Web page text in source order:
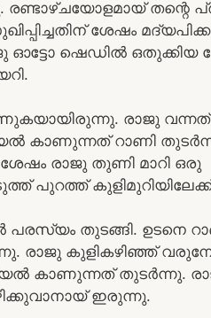
തന്റെ
ശേഷം
ഓട്ടോ ഷെഡിൽ ഒതുക്കിയ
രാജു വന്നത്
കാണുന്നത് റാണി
രാജു തുണി മാറി ഒരു
പുറത്ത്
പരസ്യം തുടങ്ങി. ഉടനെ
രാജു കുളികഴിഞ്ഞ്
കാണുന്നത് തുടർന്നു.
ഇരുന്നു.